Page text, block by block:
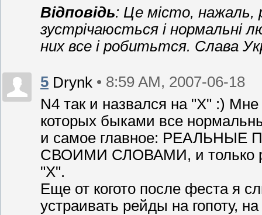
Відповідь: Це місто, нажаль,
зустрічаюсться і нормальні
них все і робитьтся. Слава
5 Drynk • 8:59 AM, 2007-06-18
N4 так и назвался на "Х" :)
которых быками все
и самое главное:
СВОИМИ СЛОВАМИ, и только
"Х".
Еще от когото после феста я
устраивать рейды на гопоту,